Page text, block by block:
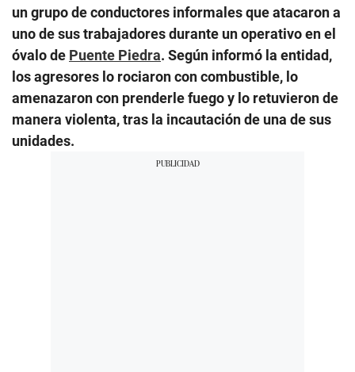
un grupo de conductores informales que atacaron a
uno de sus trabajadores durante un operativo en el
óvalo de Puente Piedra. Según informó la entidad,
los agresores lo rociaron con combustible, lo
amenazaron con prenderle fuego y lo retuvieron de
manera violenta, tras la incautación de una de sus
unidades.